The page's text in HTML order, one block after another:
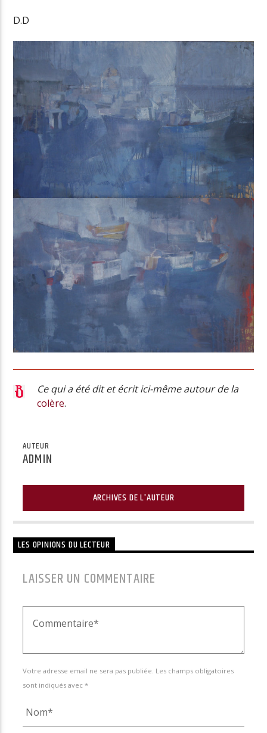
D.D
Ce qui a été dit et écrit ici-même autour de la
colère.
AUTEUR
ADMIN
ARCHIVES DE L'AUTEUR
LES OPINIONS DU LECTEUR
LAISSER UN COMMENTAIRE
Votre adresse email ne sera pas publiée. Les champs obligatoires
sont indiqués avec *